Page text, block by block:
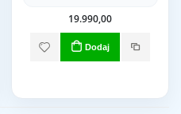
19.990,00
Dodaj